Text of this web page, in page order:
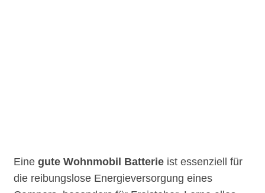
Eine gute Wohnmobil Batterie ist essenziell für
die reibungslose Energieversorgung eines